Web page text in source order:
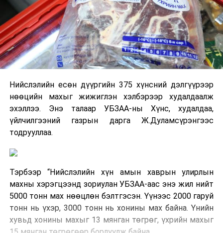
Нийслэлийн есөн дүүргийн 375 хүнсний дэлгүүрээр
нөөцийн махыг жижиглэн хэлбэрээр худалдаалж
эхэллээ. Энэ талаар УБЗАА-ны Хүнс, худалдаа,
үйлчилгээний газрын дарга Ж.Дуламсүрэнгээс
тодрууллаа.
Тэрбээр “Нийслэлийн хүн амын хаврын улирлын
махны хэрэгцээнд зориулан УБЗАА-аас энэ жил нийт
5000 тонн мах нөөцлөн бэлтгэсэн. Үүнээс 2000 гаруй
тонн нь үхэр, 3000 тонн нь хонины мах байна. Үнийн
хувьд хонины махыг 13 мянган төгрөг, үхрийн махыг